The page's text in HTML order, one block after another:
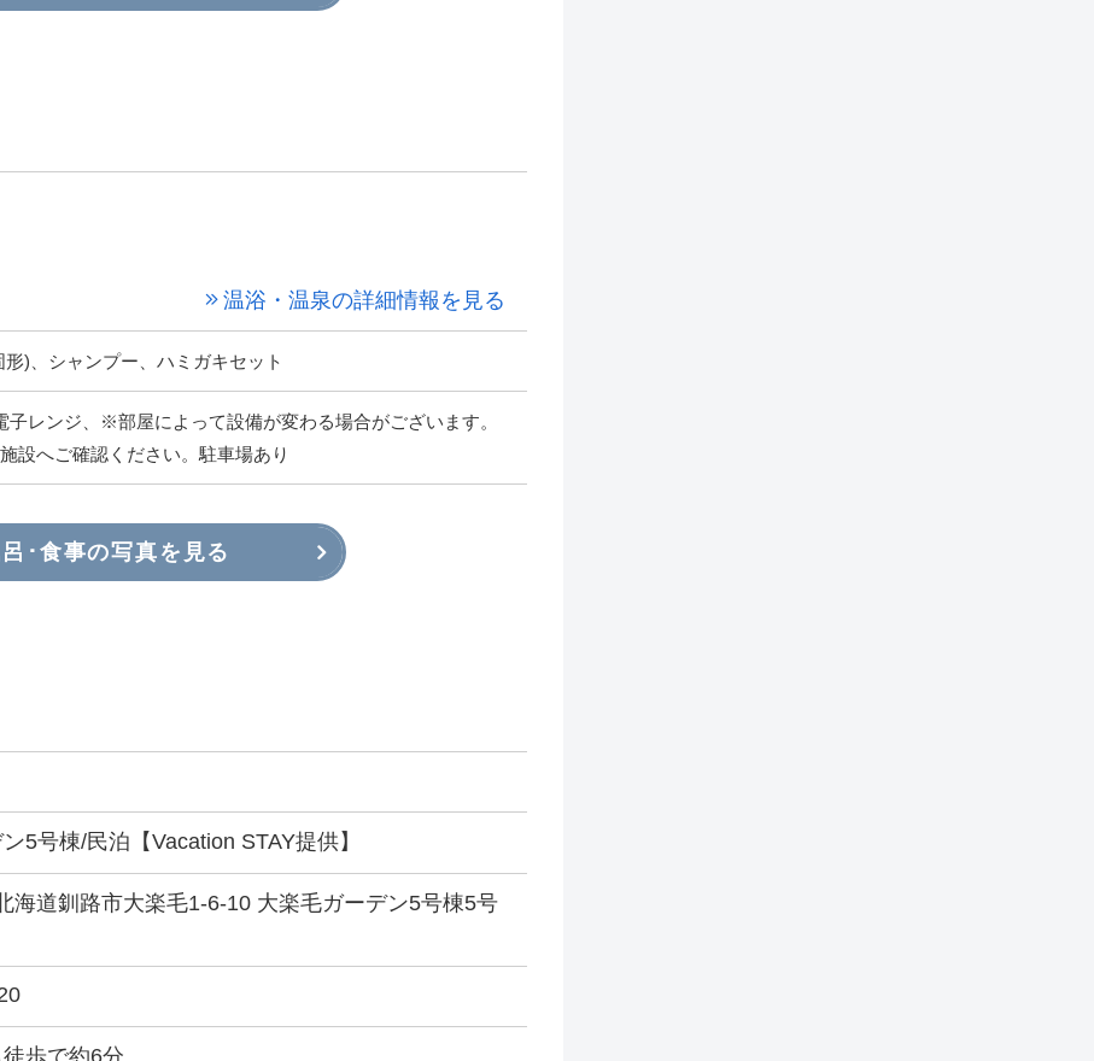
温浴・温泉の詳細情報を見る
)、シャンプー、ハミガキセット
子レンジ、※部屋によって設備が変わる場合がございます。
設へご確認ください。駐車場あり
･食事の写真を見る
5号棟/民泊【Vacation STAY提供】
海道釧路市大楽毛1-6-10 大楽毛ガーデン5号棟5号
歩で約6分